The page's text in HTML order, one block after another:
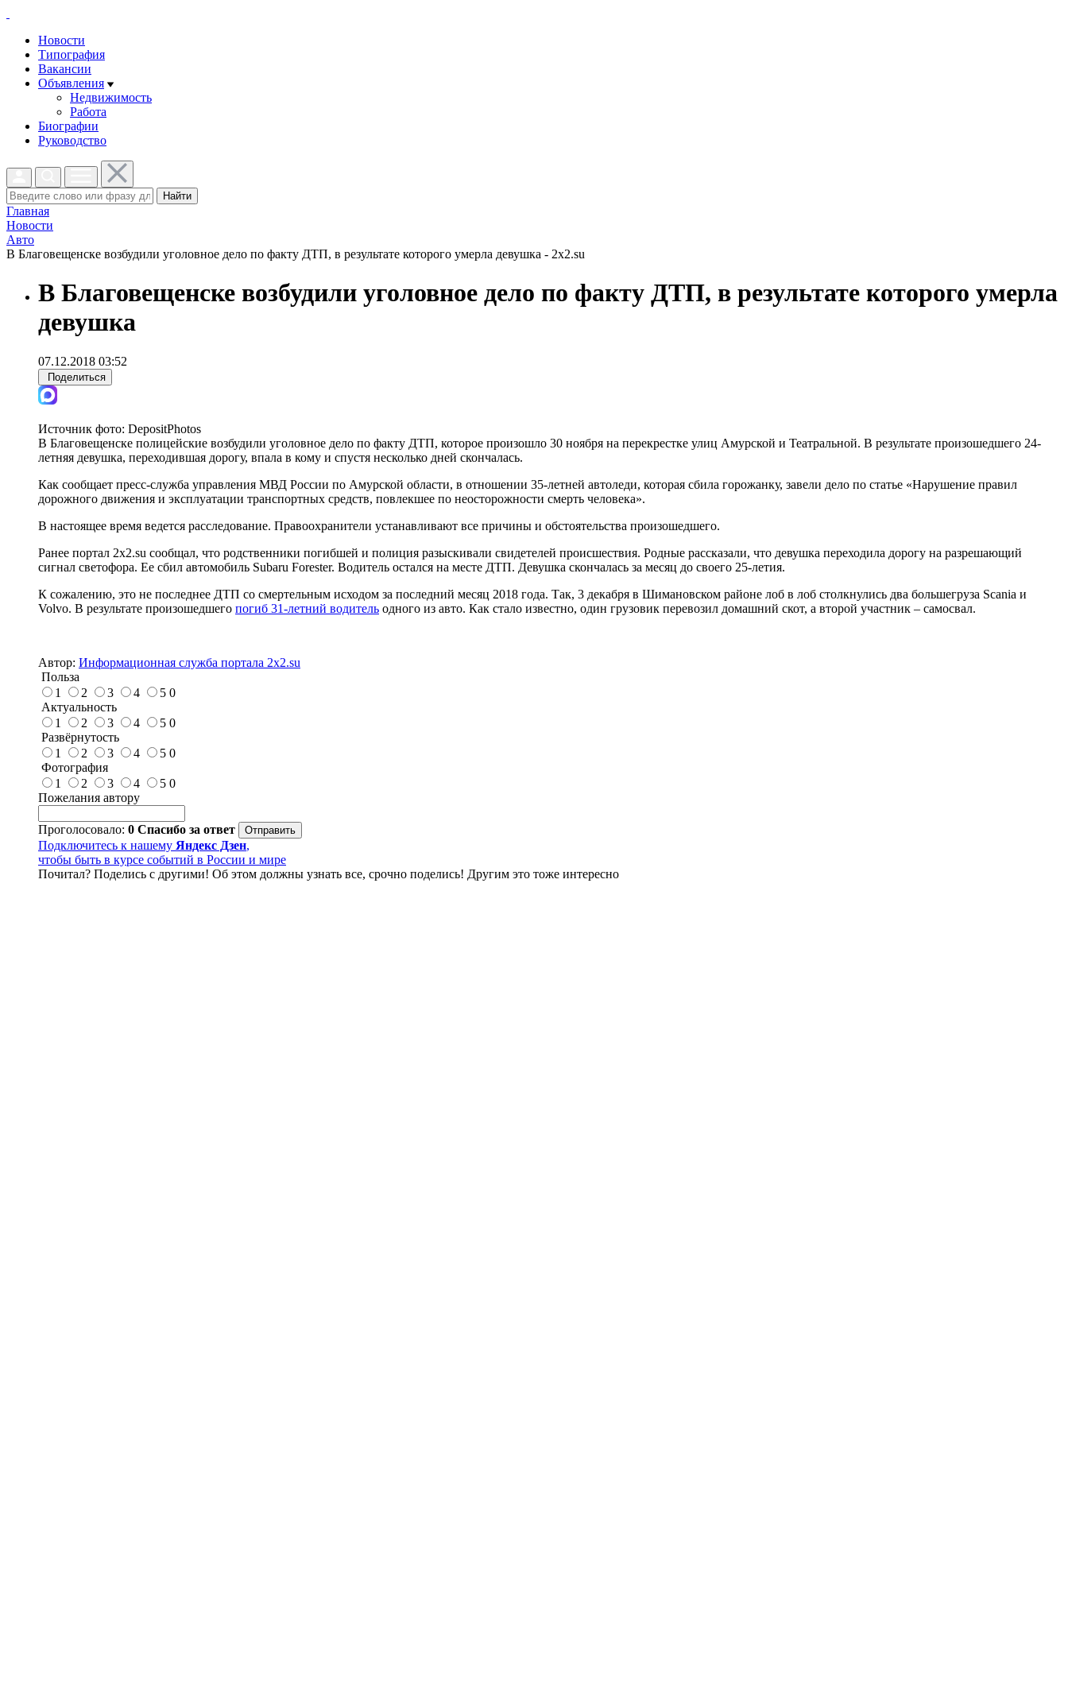
Новости
Типография
Вакансии
Объявления
Недвижимость
Работа
Биографии
Руководство
Найти
Главная
Новости
Авто
В Благовещенске возбудили уголовное дело по факту ДТП, в результате которого умерла девушка - 2x2.su
В Благовещенске возбудили уголовное дело по факту ДТП, в результате которого умерла
девушка
07.12.2018 03:52
Поделиться
Источник фото: DepositPhotos
В Благовещенске полицейские возбудили уголовное дело по факту ДТП, которое произошло 30 ноября на перекрестке улиц Амурской и Театральной. В результате произошедшего 24-
летняя девушка, переходившая дорогу, впала в кому и спустя несколько дней скончалась.
Как сообщает пресс-служба управления МВД России по Амурской области, в отношении 35-летней автоледи, которая сбила горожанку, завели дело по статье «Нарушение правил
дорожного движения и эксплуатации транспортных средств, повлекшее по неосторожности смерть человека».
В настоящее время ведется расследование. Правоохранители устанавливают все причины и обстоятельства произошедшего.
Ранее портал 2x2.su сообщал, что родственники погибшей и полиция разыскивали свидетелей происшествия. Родные рассказали, что девушка переходила дорогу на разрешающий
сигнал светофора. Ее сбил автомобиль Subaru Forester. Водитель остался на месте ДТП. Девушка скончалась за месяц до своего 25-летия.
К сожалению, это не последнее ДТП со смертельным исходом за последний месяц 2018 года. Так, 3 декабря в Шимановском районе лоб в лоб столкнулись два большегруза Scania и
Volvo. В результате произошедшего погиб 31-летний водитель одного из авто. Как стало известно, один грузовик перевозил домашний скот, а второй участник – самосвал.
Автор: Информационная служба портала 2x2.su
Польза
1
2 3 4 5 0
Актуальность
1
2 3 4 5 0
Развёрнутость
1
2 3 4 5 0
Фотография
1
2 3 4 5 0
Пожелания автору
Проголосовало: 0 Спасибо за ответ
Подключитесь к нашему Яндекс Дзен,
чтобы быть в курсе событий в России и мире
Почитал? Поделись с другими! Об этом должны узнать все, срочно поделись! Другим это тоже интересно